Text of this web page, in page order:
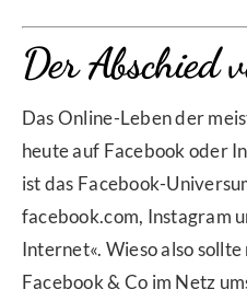
Der Abschied
Das Online-Leben der
heute auf Facebook oder
ist das Facebook-
facebook.com, Instagram
Internet«. Wieso also
Facebook & Co im Netz